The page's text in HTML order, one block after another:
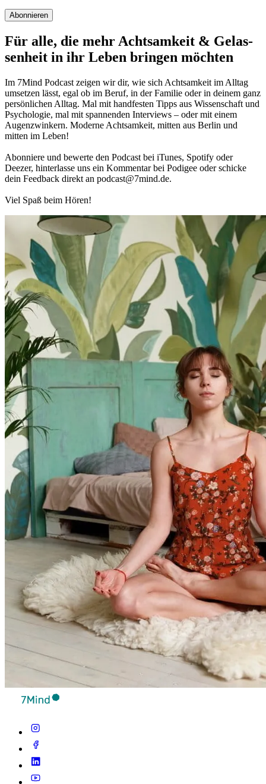
Abonnieren
Für alle, die mehr Acht­sam­keit & Gelas­
sen­heit in ihr Leben brin­gen möch­ten
Im 7Mind Pod­cast zeigen wir dir, wie sich Acht­sam­keit im Alltag
umset­zen lässt, egal ob im Beruf, in der Fami­lie oder in deinem ganz
per­sön­li­chen Alltag. Mal mit hand­fes­ten Tipps aus Wis­sen­schaft und
Psy­cho­lo­gie, mal mit spannenden Interviews – oder mit einem
Augen­zwin­kern. Moderne Acht­sam­keit, mitten aus Berlin und
mitten im Leben!
Abon­niere und bewerte den Pod­cast bei iTunes, Spo­tify oder
Deezer, hin­ter­lasse uns ein Kom­men­tar bei Podigee oder schi­cke
dein Feed­back direkt an podcast@​7​mind.​de.
Viel Spaß beim Hören!